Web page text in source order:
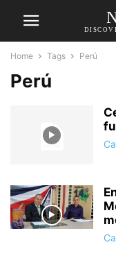
Home Tags Perú
Perú